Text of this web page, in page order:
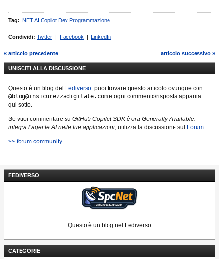
FEDIVERSO
Questo è un blog nel Fediverso
CATEGORIE
Tag: .NETAI Copilot Dev Programmazione
Condividi: Twitter | Facebook | LinkedIn
« articolo precedente articolo successivo »
UNISCITI ALLA DISCUSSIONE
Questo è un blog del Fediverso: puoi trovare questo articolo ovunque con
@blog@insicurezzadigitale.com e ogni commento/risposta apparirà
qui sotto.
Se vuoi commentare su GitHub Copilot SDK è ora Generally Available:
integra l’agente AI nelle tue applicazioni , utilizza la discussione sul Forum
>> forum community